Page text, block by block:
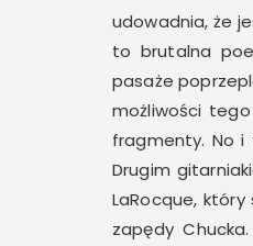
udowadnia, że
to brutalna
pasaże
możliwości
fragmenty. No i
Drugim
LaRocque,
zapędy